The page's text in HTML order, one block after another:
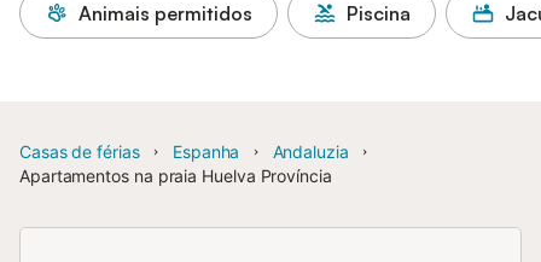
Animais permitidos Piscina
Casas de férias Espanha
Andaluzia
Apartamentos na praia Huelva Província